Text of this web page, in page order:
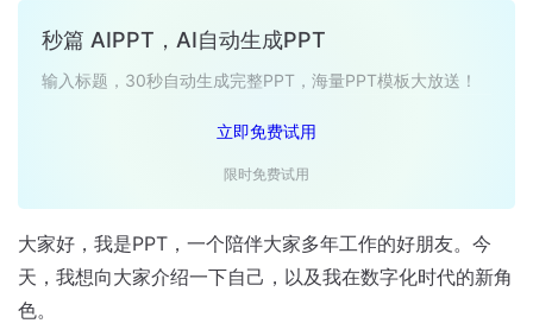
秒篇 AIPPT，AI自动生成PPT
输入标题，30秒自动生成完整PPT，海量PPT模板大放送！
立即免费试用
限时免费试用
大家好，我是PPT，一个陪伴大家多年工作的好朋友。今
天，我想向大家介绍一下自己，以及我在数字化时代的新角
色。